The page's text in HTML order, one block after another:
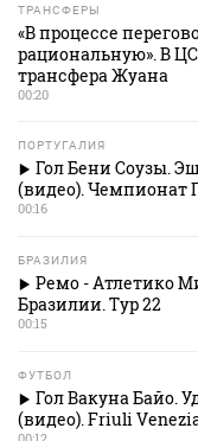
ТРАНСФЕРЫ
«В процессе
рациональную». В
трансфера Жуана
00:20
ПОРТУГАЛИЯ
Гол Бени Соузы.
(видео). Чемпионат
00:16
БРАЗИЛИЯ
Ремо - Атлетико
Бразилии. Тур 22
00:15
ФУТБОЛ
Гол Вакуна Байо.
(видео). Friuli